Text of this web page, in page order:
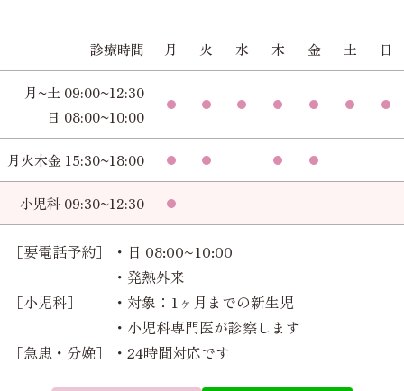
診療時間 月 火 水 木 金 土 日
月~土 09:00~12:30
日 08:00~10:00
月火木金 15:30~18:00
小児科 09:30~12:30
［要電話予約］
・日 08:00~10:00
・発熱外来
［小児科］
・対象：1ヶ月までの新生児
・小児科専門医が診察します
［急患・分娩］
・24時間対応です